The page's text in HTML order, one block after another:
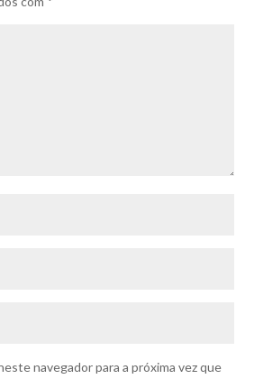
navegador para a próxima vez que